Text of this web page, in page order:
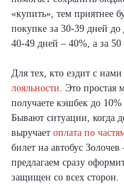
«купить», тем приятнее
покупке за 30-39 дней до
40-49 дней – 40%, а за
Для тех, кто ездит с нами
лояльности. Это простая
получаете кэшбек до
Бывают ситуации, когда
выручает оплата по
билет на автобус
предлагаем сразу
защищен со всех сторон.